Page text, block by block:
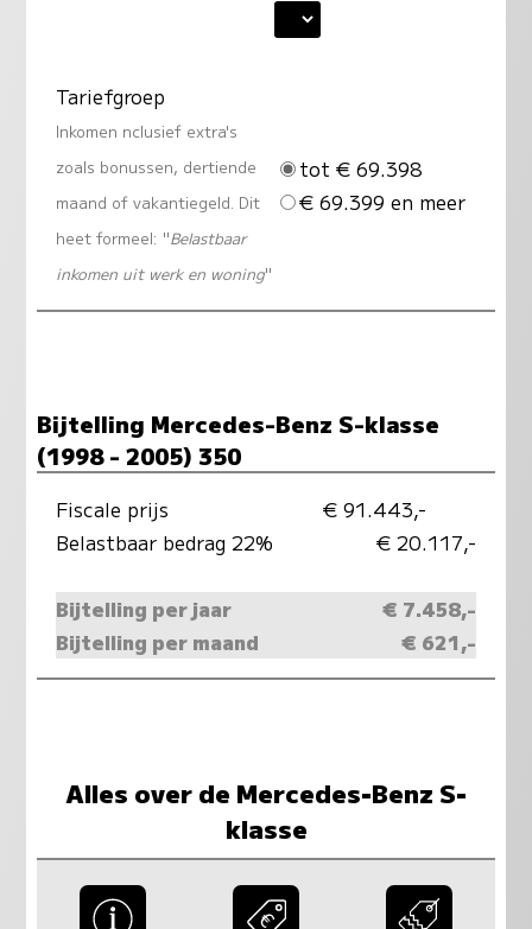
Tariefgroep
Inkomen nclusief extra's
zoals bonussen, dertiende
maand of vakantiegeld. Dit
heet formeel: "Belastbaar
inkomen uit werk en woning"
tot € 69.398
€ 69.399 en meer
Bijtelling Mercedes-Benz S-klasse
(1998 - 2005) 350
Fiscale prijs
€ 91.443,-
Belastbaar bedrag 22%
€ 20.117,-
Bijtelling per jaar
€ 7.458,-
Bijtelling per maand
€ 621,-
Alles over de Mercedes-Benz S-
klasse